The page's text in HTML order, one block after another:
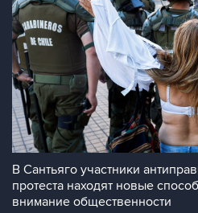
В Сантьяго участники
протеста находят новые
внимание общественности